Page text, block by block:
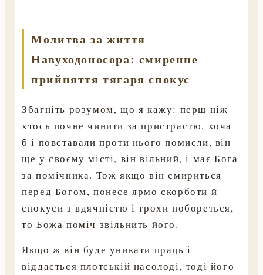
Молитва за життя
Навуходоносора: смиренне
прийняття тягаря спокус
Збагніть розумом, що я кажу: перш ніж
хтось почне чинити за пристрастю, хоча
б і повставали проти нього помисли, він
ще у своєму місті, він вільний, і має Бога
за помічника. Тож якщо він смириться
перед Богом, понесе ярмо скорботи й
спокуси з вдячністю і трохи побореться,
то Божа поміч звільнить його.
Якщо ж він буде уникати праць і
віддасться плотській насолоді, тоді його